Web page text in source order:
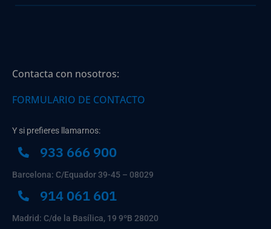
Contacta con nosotros:
FORMULARIO DE CONTACTO
Y si prefieres llamarnos:
933 666 900
Barcelona: C/Equador 39-45 – 08029
914 061 601
Madrid: C/de la Basílica, 19 9ºB 28020